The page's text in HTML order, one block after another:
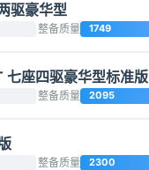
驱豪华型
整备质量 1749
座四驱豪华型标准版
整备质量 2095
整备质量 2300